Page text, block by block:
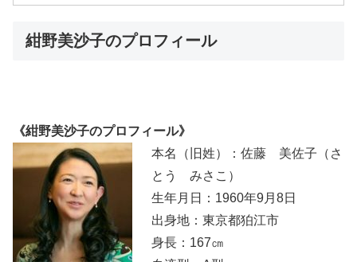
紺野美沙子のプロフィール
《紺野美沙子のプロフィール》
本名（旧姓）：佐藤 美佐子（さ
とう みさこ）
生年月日：1960年9月8日
出身地：東京都狛江市
身長：167㎝